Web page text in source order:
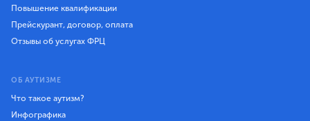
Повышение квалификации
Прейскурант, договор, оплата
Отзывы об услугах ФРЦ
ОБ АУТИЗМЕ
Что такое аутизм?
Инфографика